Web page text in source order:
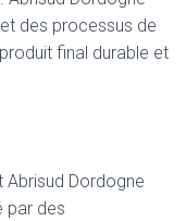
des processus de
final durable et
Abrisud Dordogne
par des